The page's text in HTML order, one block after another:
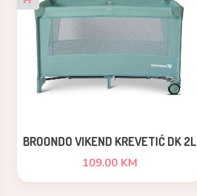
BROONDO VIKEND KREVETIĆ DK 2L
BLUE
109.00 KM